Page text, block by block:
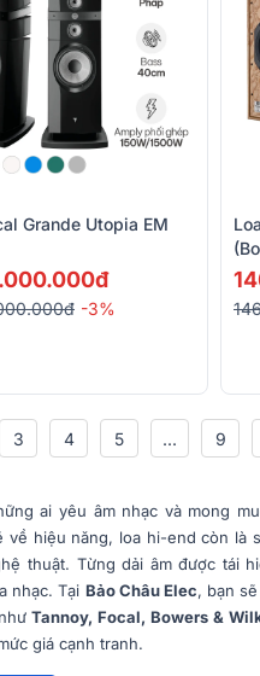
Grande Utopia EM
-3%
3 4 5 ... 9
ai yêu âm nhạc và mong
hiệu năng, loa hi-end còn là
thuật. Từng dải âm được tái
nhạc. Tại Bảo Châu Elec, bạn
Tannoy, Focal, Bowers &
giá cạnh tranh.